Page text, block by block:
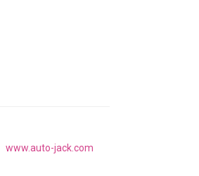
www.auto-jack.com